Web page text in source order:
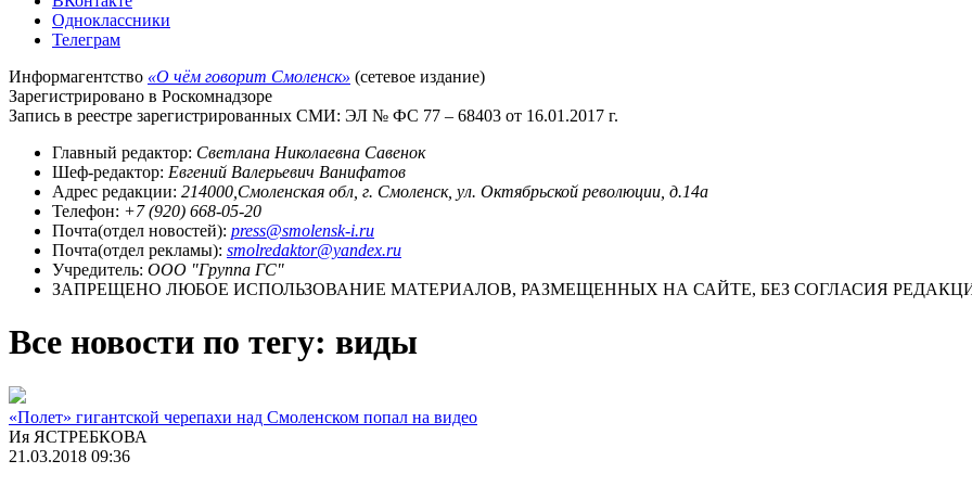
Одноклассники
Телеграм
Информагентство «О чём говорит Смоленск» (сетевое издание)
Зарегистрировано в Роскомнадзоре
Запись в реестре зарегистрированных СМИ: ЭЛ № ФС 77 – 68403 от 16.01.2017 г.
Главный редактор: Светлана Николаевна Савенок
Шеф-редактор: Евгений Валерьевич Ванифатов
Адрес редакции: 214000,Смоленская обл, г. Смоленск, ул. Октябрьской революции, д.14а
Телефон: +7 (920) 668-05-20
Почта(отдел новостей): press@smolensk-i.ru
Почта(отдел рекламы): smolredaktor@yandex.ru
Учредитель: ООО "Группа ГС"
ЗАПРЕЩЕНО ЛЮБОЕ ИСПОЛЬЗОВАНИЕ МАТЕРИАЛОВ, РАЗМЕЩЕННЫХ НА САЙТЕ, БЕЗ СОГЛАСИЯ
Все новости по тегу: виды
«Полет» гигантской черепахи над Смоленском попал на видео
Ия ЯСТРЕБКОВА
21.03.2018 09:36